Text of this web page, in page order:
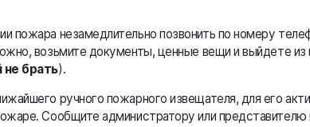
пожара незамедлительно позвонить по номеру
возьмите документы, ценные вещи и выйдете из
не брать).
ручного пожарного извещателя, для его
Сообщите администратору или представителю